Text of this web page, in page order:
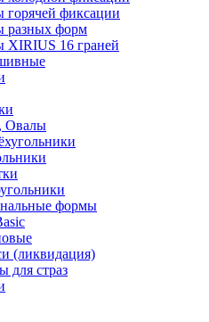
горячей фиксации
разных форм
XIRIUS 16 граней
Овалы
формы
(ликвидация)
для страз